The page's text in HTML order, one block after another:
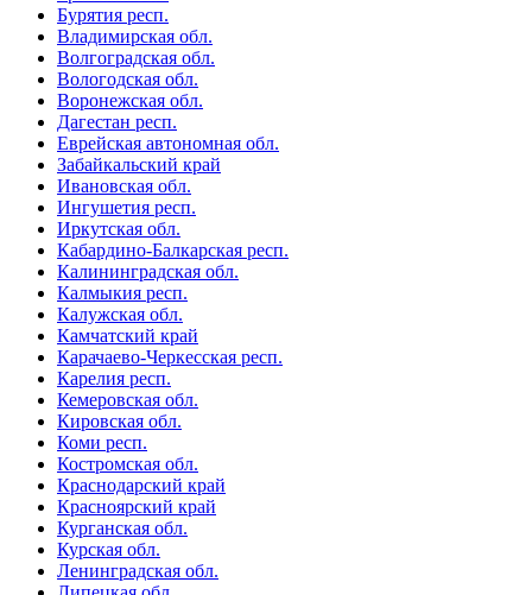
Бурятия респ.
Владимирская обл.
Волгоградская обл.
Вологодская обл.
Воронежская обл.
Дагестан респ.
Еврейская автономная обл.
Забайкальский край
Ивановская обл.
Ингушетия респ.
Иркутская обл.
Кабардино-Балкарская респ.
Калининградская обл.
Калмыкия респ.
Калужская обл.
Камчатский край
Карачаево-Черкесская респ.
Карелия респ.
Кемеровская обл.
Кировская обл.
Коми респ.
Костромская обл.
Краснодарский край
Красноярский край
Курганская обл.
Курская обл.
Ленинградская обл.